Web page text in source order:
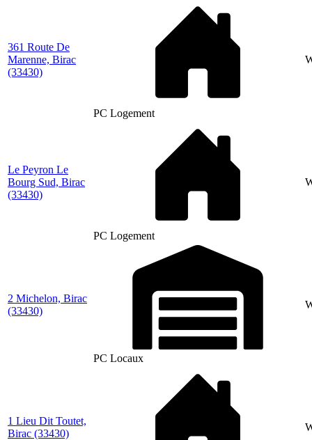
361 Route De
Marenne, Birac
(33430)
PC Logement
Le Peyron Le
Bourg Sud, Birac
(33430)
PC Logement
2 Michelon, Birac
(33430)
PC Locaux
1 Lieu Dit Toutet,
Birac (33430)